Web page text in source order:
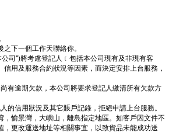
下一個工作天聯絡你。
司")將考慮登記人﹝包括本公司現有及非現有客
信用及服務合約狀況等因素，而決定安排上台服務，
有逾期欠款，本公司將要求登記人繳清所有欠款方
的信用狀況及其它賬戶記錄，拒絕申請上台服務。
，愉景灣，大嶼山，離島指定地區。如客戶因文件不
，更改運送地址等相關事宜，以致貨品未能成功送